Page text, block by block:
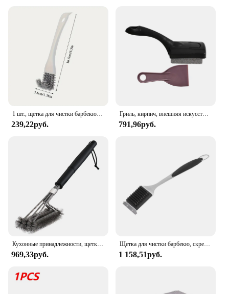
239,22руб.
Гриль, кирпич, внешняя искусственная Чистка, искусственный камень, для теплого дома, кухонные плиты, плоская верхняя решетка для гриля, раковина
791,96руб.
969,33руб.
Щетка для чистки барбекю, скребок для гриля, длинная ручка, из нержавеющей стали, серебристая, без царапин, портативная, для барбекю, гриля
1 158,51руб.